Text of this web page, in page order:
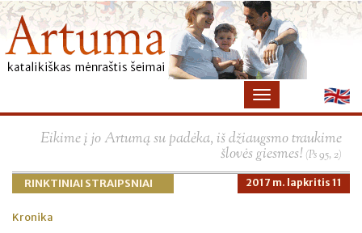
Eikime į jo Artumą su padėka, iš džiaugsmo traukime
šlovės giesmes! (Ps 95, 2)
RINKTINIAI STRAIPSNIAI 2017 m. lapkritis 11
Kronika
×